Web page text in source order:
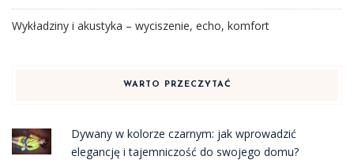
Wykładziny i akustyka – wyciszenie, echo, komfort
WARTO PRZECZYTAĆ
Dywany w kolorze czarnym: jak wprowadzić
elegancję i tajemniczość do swojego domu?